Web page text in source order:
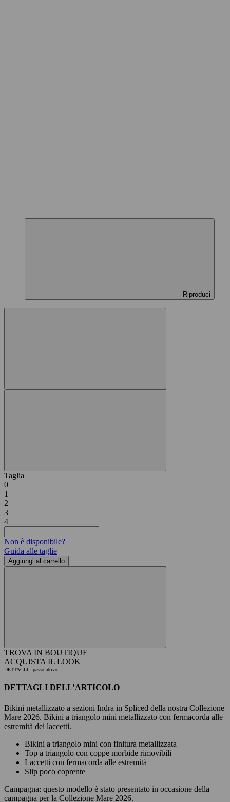
Riproduci
Taglia
0
1
2
3
4
Non è disponibile?
Guida alle taglie
Aggiungi al carrello
TROVA IN BOUTIQUE
ACQUISTA IL LOOK
DETTAGLI - passo attivo
DETTAGLI DELL’ARTICOLO
Bikini metallizzato a sezioni Indra in Spliced della nostra Collezione
Mare 2026. Bikini a triangolo mini metallizzato con fermacorda alle
estremità dei laccetti.
Bikini a triangolo mini con finitura metallizzata
Top a triangolo con coppe morbide rimovibili
Laccetti con fermacorda alle estremità
Slip poco coprente
Campagna: questo modello è stato presentato in occasione della
campagna per la Collezione Mare 2026.